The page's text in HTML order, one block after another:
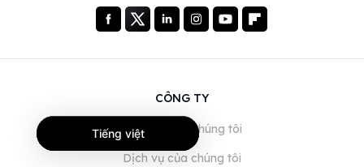
CÔNG TY
Giới thiệu về chúng tôi
Dịch vụ của chúng tôi
Tiếng việt